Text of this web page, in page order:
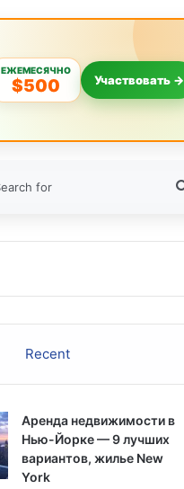
ЕЖЕМЕСЯЧНО
$500 Участвовать →
Recent
Аренда недвижимости в
Нью-Йорке — 9 лучших
вариантов, жилье New
York